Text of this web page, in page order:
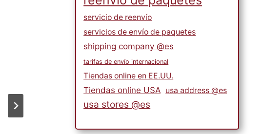
¿Cómo comprar zapatos en
tiendas online de EE.UU.?
servicio de reenvío
servicios de envío de paquetes
shipping company @es
tarifas de envío internacional
Tiendas online en EE.UU.
Tiendas online USA usa address @es
usa stores @es